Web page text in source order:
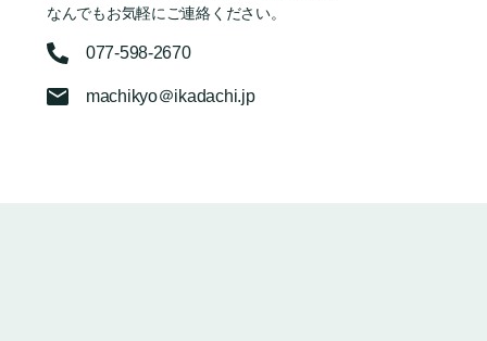
なんでもお気軽にご連絡ください。
077-598-2670
machikyo＠ikadachi.jp